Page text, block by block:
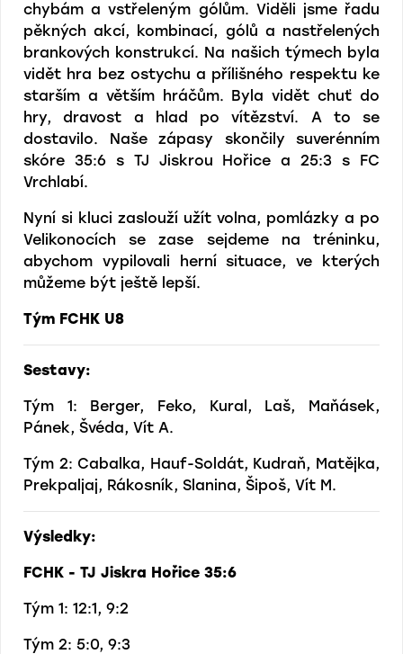
chybám a vstřeleným gólům. Viděli jsme řadu
pěkných akcí, kombinací, gólů a nastřelených
brankových konstrukcí. Na našich týmech byla
vidět hra bez ostychu a přílišného respektu ke
starším a větším hráčům. Byla vidět chuť do
hry, dravost a hlad po vítězství. A to se
dostavilo. Naše zápasy skončily suverénním
skóre 35:6 s TJ Jiskrou Hořice a 25:3 s FC
Vrchlabí.
Nyní si kluci zaslouží užít volna, pomlázky a po
Velikonocích se zase sejdeme na tréninku,
abychom vypilovali herní situace, ve kterých
můžeme být ještě lepší.
Tým FCHK U8
Sestavy:
Tým 1: Berger, Feko, Kural, Laš, Maňásek,
Pánek, Švéda, Vít A.
Tým 2: Cabalka, Hauf-Soldát, Kudraň, Matějka,
Prekpaljaj, Rákosník, Slanina, Šipoš, Vít M.
Výsledky:
FCHK - TJ Jiskra Hořice 35:6
Tým 1: 12:1, 9:2
Tým 2: 5:0, 9:3